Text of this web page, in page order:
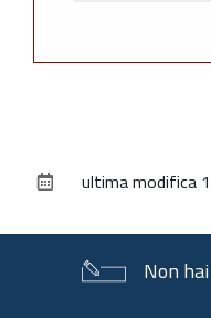
documentoultima modifica
Non